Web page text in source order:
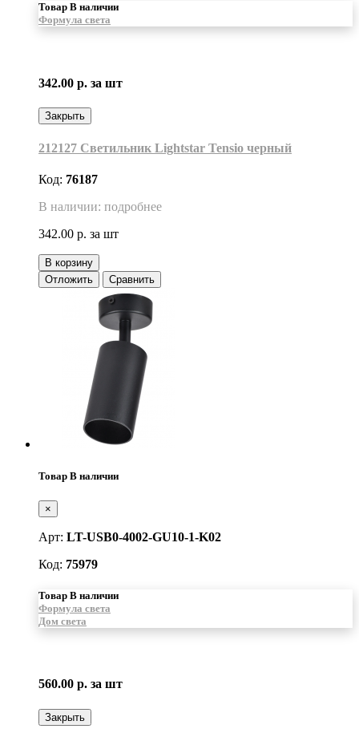
Товар В наличии
Формула света
342.00 р. за шт
Закрыть
212127 Светильник Lightstar Tensio черный
Код: 76187
В наличии: подробнее
342.00 р. за шт
В корзину
Отложить
Сравнить
Товар В наличии
×
Арт: LT-USB0-4002-GU10-1-K02
Код: 75979
Товар В наличии
Формула света
Дом света
560.00 р. за шт
Закрыть